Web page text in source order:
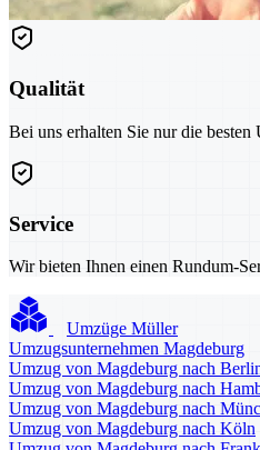
Qualität
Bei uns erhalten Sie nur die besten
Service
Wir bieten Ihnen einen Rundum-
Umzüge Müller
Umzugsunternehmen Magdeburg
Umzug von Magdeburg nach
Umzug von Magdeburg nach
Umzug von Magdeburg nach
Umzug von Magdeburg nach Köln